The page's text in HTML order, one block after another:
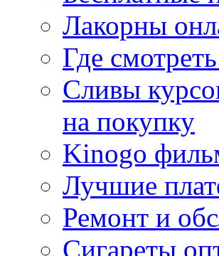
Лакорны
Где
Сливы
на покупку
Kinogo
Лучшие
Ремонт и
Сигареты